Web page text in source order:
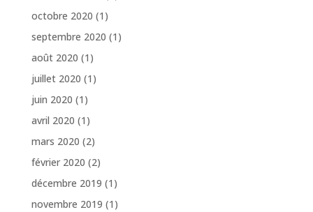
octobre 2020 (1)
septembre 2020 (1)
août 2020 (1)
juillet 2020 (1)
juin 2020 (1)
avril 2020 (1)
mars 2020 (2)
février 2020 (2)
décembre 2019 (1)
novembre 2019 (1)